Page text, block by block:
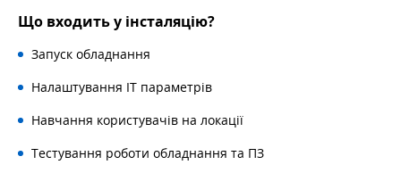
Що входить у інсталяцію?
Запуск обладнання
Налаштування IT параметрів
Навчання користувачів на локації
Тестування роботи обладнання та ПЗ